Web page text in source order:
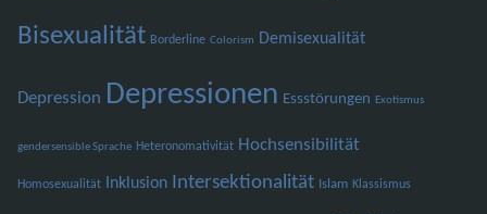
Bisexualität Borderline Colorism Demisexualität
Depression Depressionen Essstörungen Exotismus
gendersensible Sprache Heteronomativität Hochsensibilität
Homosexualität Inklusion Intersektionalität Islam Klassismus